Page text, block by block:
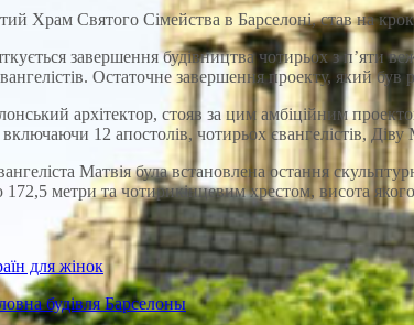
Храм Святого Сімейства в Барселоні, став на
завершення будівництва чотирьох з п’яти
Остаточне завершення проекту, який був
архітектор, стояв за цим амбіційним
12 апостолів, чотирьох євангелістів, Діву
Матвія була встановлена остання
метри та чотирикінцевим хрестом, висота
для жінок
будівля Барселоны